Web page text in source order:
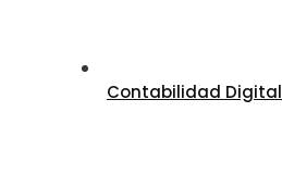
Contabilidad Digital